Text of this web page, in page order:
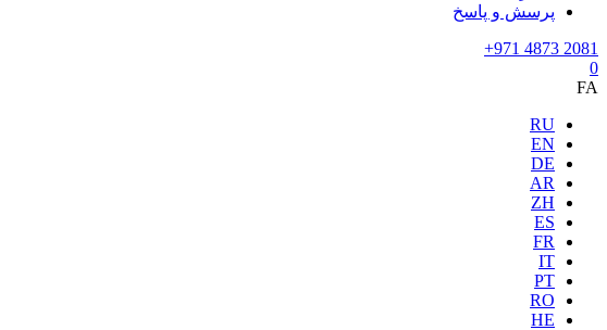
پرسش و پاسخ
+971 4873 2081
0
FA
RU
EN
DE
AR
ZH
ES
FR
IT
PT
RO
HE